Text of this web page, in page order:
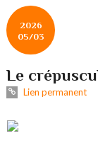
2026
05/03
Le
Lien permanent